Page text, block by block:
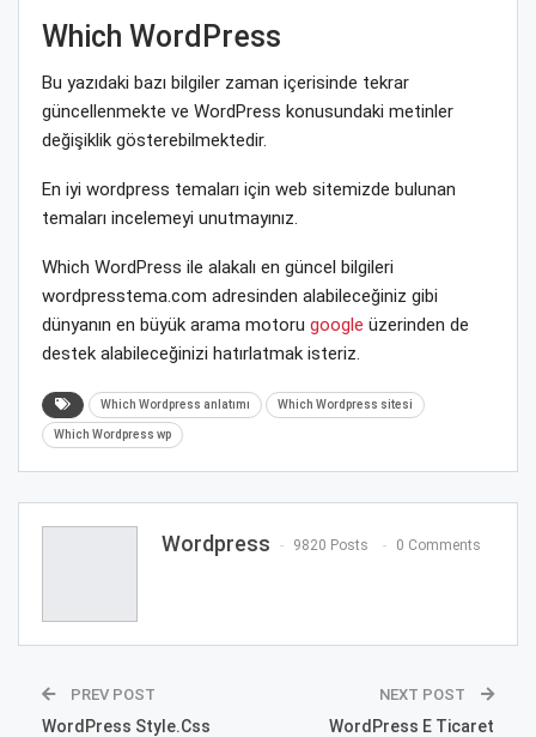
Which WordPress
Bu yazıdaki bazı bilgiler zaman içerisinde tekrar
güncellenmekte ve WordPress konusundaki metinler
değişiklik gösterebilmektedir.
En iyi wordpress temaları için web sitemizde bulunan
temaları incelemeyi unutmayınız.
Which WordPress ile alakalı en güncel bilgileri
wordpresstema.com adresinden alabileceğiniz gibi
dünyanın en büyük arama motoru google üzerinden de
destek alabileceğinizi hatırlatmak isteriz.
Which Wordpress anlatımı Which Wordpress sitesi
Which Wordpress wp
Wordpress 9820 Posts 0 Comments
PREV POST
WordPress Style.Css
NEXT POST
WordPress E Ticaret